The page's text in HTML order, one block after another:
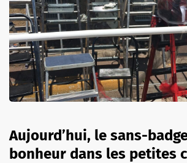
Aujourd’hui, le sans-
bonheur dans les petites